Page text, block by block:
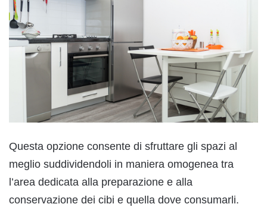
Questa opzione consente di sfruttare gli spazi al
meglio suddividendoli in maniera omogenea tra
l’area dedicata alla preparazione e alla
conservazione dei cibi e quella dove consumarli.